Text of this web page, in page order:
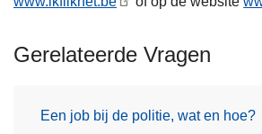
Gerelateerde Vragen
Een job bij de politie, wat en hoe?